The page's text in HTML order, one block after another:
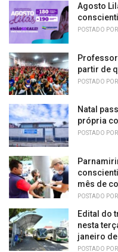
Agosto
POSTADO POR
partir de
POSTADO POR
Natal
própria
POSTADO POR
mês de
POSTADO POR
Edital do
nesta
janeiro
POSTADO POR